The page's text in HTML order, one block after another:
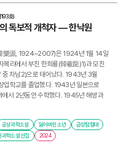
호)
독보적 개척자 ― 한낙원
樂源, 1924~2007)은 1924년 1월 14일
복리에서 부친 한희룡(韓羲龍)1)과 모친
차남2)으로 태어났다. 1943년 3월
업학교를 졸업했다. 1943년 일본으로
에서 2년동안 수학했다. 1945년 해방과
공상과학소설 잃어버린 소년
금성탐험대
과학소설 선집 2024